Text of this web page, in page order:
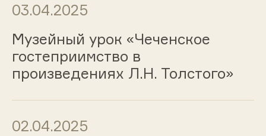
03.04.2025
Музейный урок «Чеченское
гостеприимство в
произведениях Л.Н. Толстого»
02.04.2025